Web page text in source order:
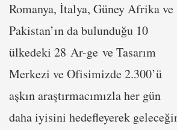
Romanya, İtalya, Güney Afrika ve
Pakistan’ın da bulunduğu 10
ülkedeki 28 Ar-ge ve Tasarım
Merkezi ve Ofisimizde 2.300’ü
aşkın araştırmacımızla her gün
daha iyisini hedefleyerek